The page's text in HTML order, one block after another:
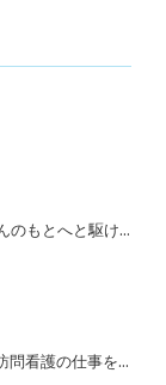
ガソリン高くなっても皆さんのもとへと駆けつけます(^^)/
WBC日本代表の敗戦から、訪問看護の仕事を考える